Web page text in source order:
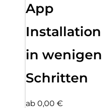
App
Installation
in wenigen
Schritten
ab 0,00 €